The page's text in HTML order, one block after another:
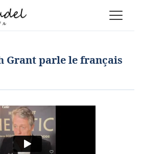
Grant parle le français